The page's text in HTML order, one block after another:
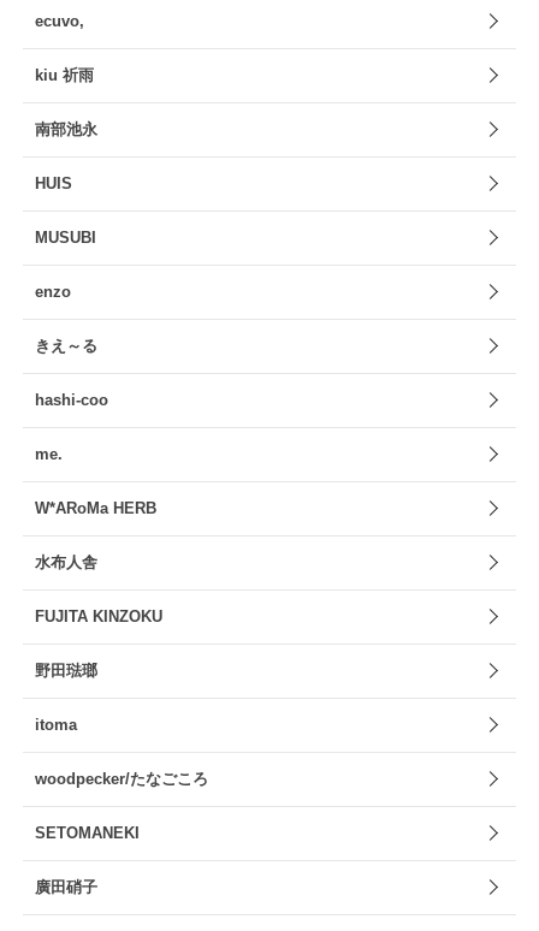
ecuvo,
kiu 祈雨
南部池永
HUIS
MUSUBI
enzo
きえ～る
hashi-coo
me.
W*ARoMa HERB
水布人舎
FUJITA KINZOKU
野田琺瑯
itoma
woodpecker/たなごころ
SETOMANEKI
廣田硝子